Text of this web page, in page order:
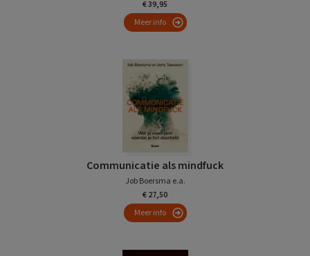
€ 39,95
Meer info
Communicatie als mindfuck
Job Boersma e.a.
€ 27,50
Meer info